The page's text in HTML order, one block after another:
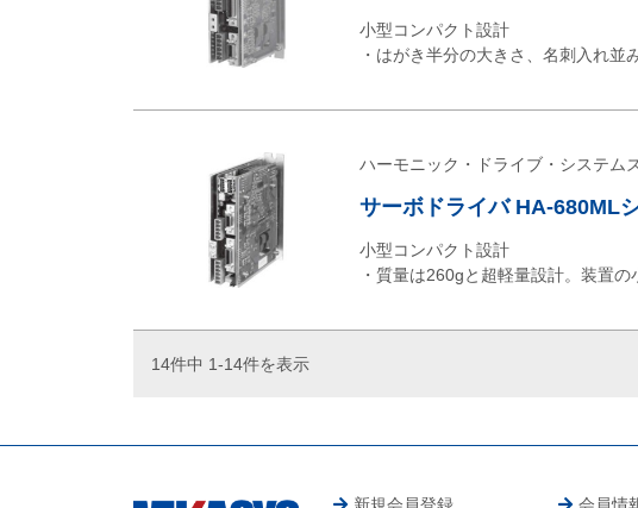
小型コンパクト設計
・はがき半分の大きさ、名刺入れ
ハーモニック・ドライブ・システム
サーボドライバ HA-680ML
小型コンパクト設計
・質量は260gと超軽量設計。装置
14件中 1-14件を表示